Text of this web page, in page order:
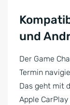
und
Der Game
Termin
Das geht mit
Apple